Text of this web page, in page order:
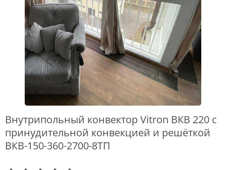
Внутрипольный конвектор Vitron ВКВ 220 с
принудительной конвекцией и решёткой
ВКВ-150-360-2700-8ТП